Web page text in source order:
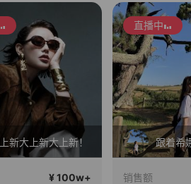
新大上新大上新！
¥ 100w+
直播中
跟着希
销售额